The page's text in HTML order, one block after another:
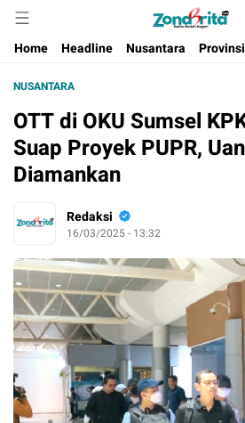
Berita Harian Negeri
Home
Headline Nusantara
NUSANTARA
OTT di OKU Sumsel
Suap Proyek PUPR,
Diamankan
Redaksi
16/03/2025 - 13:32